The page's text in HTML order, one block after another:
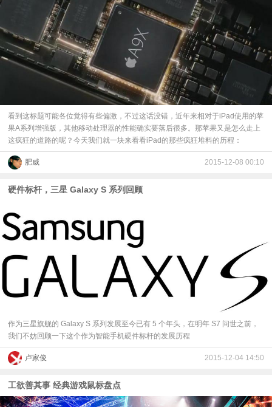
​看到这标题可能各位觉得有些偏激，不过这话没错，近年来相对于iPad使用的苹
果A系列增强版，其他移动处理器的性能确实要落后很多。那苹果又是怎么走上
这疯狂的道路的呢？今天我们就一块来看看iPad的那些疯狂堆料的历程：
肥威 2015-12-08 00:10
硬件标杆，三星 Galaxy S 系列回顾
作为三星旗舰的 Galaxy S 系列发展至今已有 5 个年头，在明年 S7 问世之前，
我们不妨回顾一下这个作为智能手机硬件标杆的发展历程
卢家俊 2015-12-04 14:50
工欲善其事 经典游戏鼠标盘点